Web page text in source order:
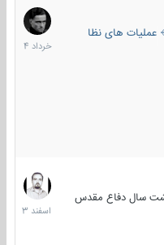
های نظامی خارجی
5
خرداد
1404
سال دفاع مقدس
20
اسفند
1403